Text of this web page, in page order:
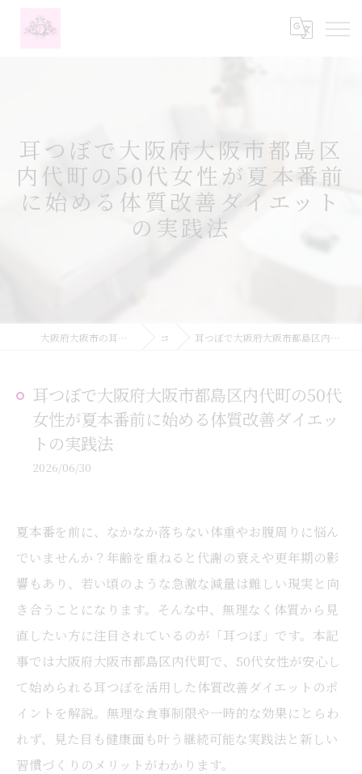
耳つぼで大阪府大阪市都島区
内代町の50代女性が夏本番前
に始める体質改善ダイエット
の実践法
大阪府大阪市の耳つぼなら耳つぼダイエットサロンふーみん コラム 耳つぼで大阪府大阪市都島区内代町の50代女性が夏本番前に始める体質改善ダイエットの実践法
耳つぼで大阪府大阪市都島区内代町の50代
女性が夏本番前に始める体質改善ダイエッ
トの実践法
2026/06/30
夏本番を前に、なかなか落ちない体重やお腹周りに悩ん
でいませんか？年齢を重ねると代謝の衰えや更年期の影
響もあり、若い頃のような急激な減量は難しい現実と向
き合うことになります。そんな中、無理なく体質から見
直したい方に注目されているのが「耳つぼ」です。本記
事では大阪府大阪市都島区内代町で、50代女性が安心し
て始められる耳つぼを活用した体質改善ダイエットのポ
イントを解説。無理な食事制限や一時的な効果にとらわ
れず、見た目も健康面も叶う継続可能な実践法と新しい
習慣づくりのメリットがわかります。